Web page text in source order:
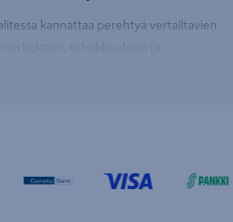
kannattaa perehtyä vertailtavien
joissa virransaanti ei ole